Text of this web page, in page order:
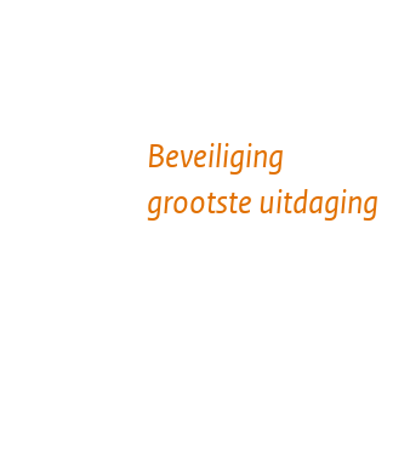
Beveiliging
grootste uitdaging